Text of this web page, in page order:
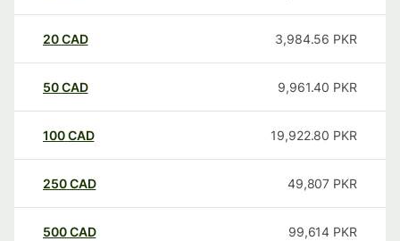
20CAD 3,984.56 PKR
50CAD 9,961.40 PKR
100CAD 19,922.80 PKR
250CAD 49,807 PKR
500CAD 99,614 PKR